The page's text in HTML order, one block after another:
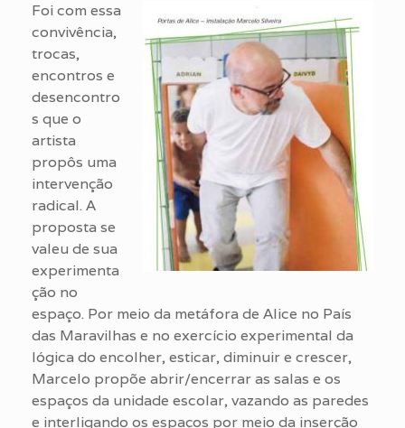
Foi com essa
convivência,
trocas,
encontros e
desencontro
s que o
artista
propôs uma
intervenção
radical. A
proposta se
valeu de sua
experimenta
ção no
espaço. Por meio da metáfora de Alice no País
das Maravilhas e no exercício experimental da
lógica do encolher, esticar, diminuir e crescer,
Marcelo propõe abrir/encerrar as salas e os
espaços da unidade escolar, vazando as paredes
e interligando os espaços por meio da inserção